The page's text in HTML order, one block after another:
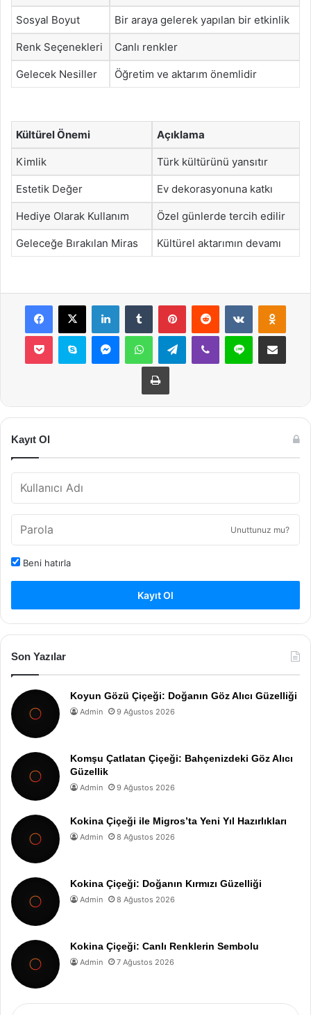
Sosyal Boyut Bir araya gelerek yapılan bir etkinlik
Renk Seçenekleri Canlı renkler
Gelecek Nesiller Öğretim ve aktarım önemlidir
Kültürel Önemi Açıklama
Kimlik Türk kültürünü yansıtır
Estetik Değer Ev dekorasyonuna katkı
Hediye Olarak Kullanım Özel günlerde tercih edilir
Geleceğe Bırakılan Miras Kültürel aktarımın devamı
Facebook
X LinkedInTumblr PinterestReddit VKontakte
Pocket Skype MessengerWhatsAppTelegramViber Line E-Posta ile
Yazdır
Kayıt Ol
Unuttunuz mu?
Beni hatırla
Kayıt Ol
Son Yazılar
Koyun Gözü Çiçeği: Doğanın Göz Alıcı Güzelliği
Admin 9 Ağustos 2026
Komşu Çatlatan Çiçeği: Bahçenizdeki Göz Alıcı
Güzellik
Admin 9 Ağustos 2026
Kokina Çiçeği ile Migros’ta Yeni Yıl Hazırlıkları
Admin 8 Ağustos 2026
Kokina Çiçeği: Doğanın Kırmızı Güzelliği
Admin 8 Ağustos 2026
Kokina Çiçeği: Canlı Renklerin Sembolu
Admin 7 Ağustos 2026